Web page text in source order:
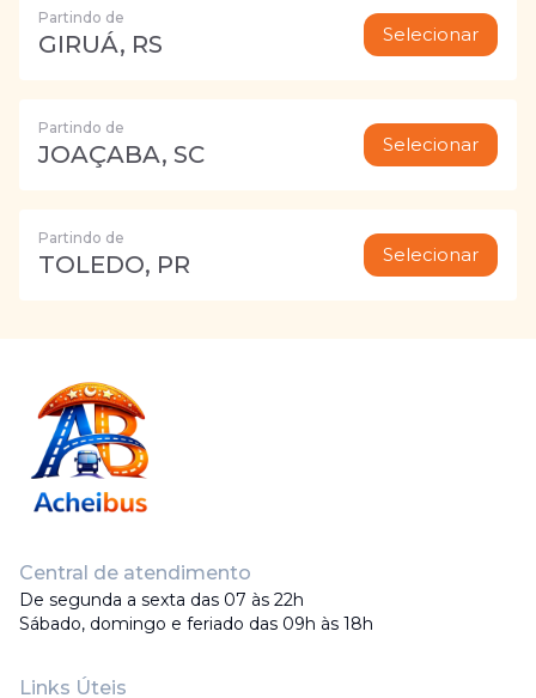
Partindo de
GIRUÁ, RS Selecionar
Partindo de
JOAÇABA, SC Selecionar
Partindo de
TOLEDO, PR Selecionar
Central de atendimento
De segunda a sexta das 07 às 22h
Sábado, domingo e feriado das 09h às 18h
Links Úteis